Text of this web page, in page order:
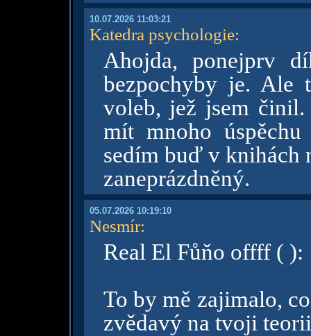
10.07.2026 11:03:21
Katedra psychologie:
Ahojda, ponejprv
bezpochyby je. Ale
voleb, jež jsem
mít mnoho
sedím buď v knihách
zaneprázdněný.
05.07.2026 10:19:10
Nesmír:
Real El Fůňo offff ( ):
To by mě zajimalo,
zvědavý na tvoji